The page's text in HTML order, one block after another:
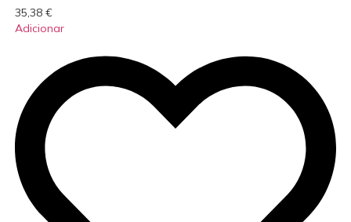
35,38 €
Adicionar